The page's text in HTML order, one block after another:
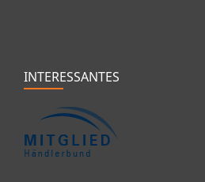
INTERESSANTES